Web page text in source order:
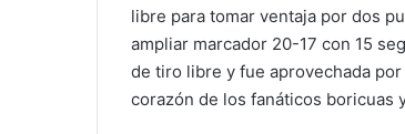
libre para tomar ventaja por dos
ampliar marcador 20-17 con 15
de tiro libre y fue aprovechada
corazón de los fanáticos boricuas